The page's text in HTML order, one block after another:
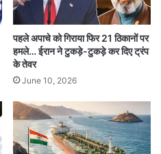
पहले अपाचे को गिराया फिर 21 ठिकानों पर
हमले… ईरान ने टुकड़े-टुकड़े कर दिए ट्रंप
के तेवर
June 10, 2026